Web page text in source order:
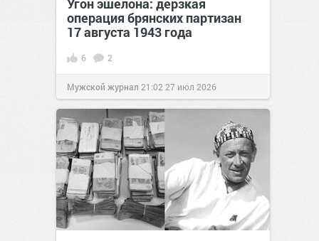
Угон эшелона: дерзкая
операция брянских партизан
17 августа 1943 года
6 2
Мужской журнал 21:02 27 июл 2026